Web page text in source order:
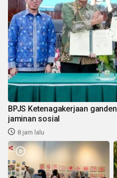
BPJS Ketenagakerjaan
jaminan sosial
8 jam lalu